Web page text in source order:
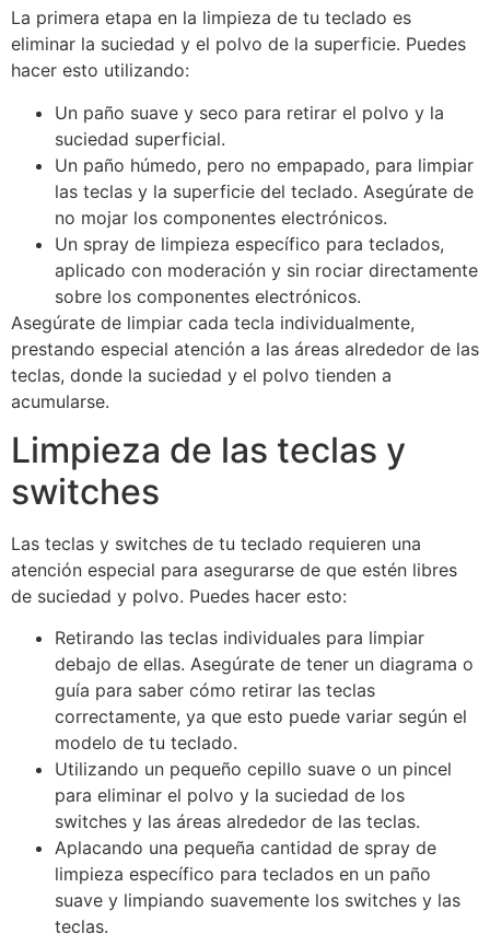
La primera etapa en la limpieza de tu teclado es
eliminar la suciedad y el polvo de la superficie. Puedes
hacer esto utilizando:
Un paño suave y seco para retirar el polvo y la
suciedad superficial.
Un paño húmedo, pero no empapado, para limpiar
las teclas y la superficie del teclado. Asegúrate de
no mojar los componentes electrónicos.
Un spray de limpieza específico para teclados,
aplicado con moderación y sin rociar directamente
sobre los componentes electrónicos.
Asegúrate de limpiar cada tecla individualmente,
prestando especial atención a las áreas alrededor de las
teclas, donde la suciedad y el polvo tienden a
acumularse.
Limpieza de las teclas y
switches
Las teclas y switches de tu teclado requieren una
atención especial para asegurarse de que estén libres
de suciedad y polvo. Puedes hacer esto:
Retirando las teclas individuales para limpiar
debajo de ellas. Asegúrate de tener un diagrama o
guía para saber cómo retirar las teclas
correctamente, ya que esto puede variar según el
modelo de tu teclado.
Utilizando un pequeño cepillo suave o un pincel
para eliminar el polvo y la suciedad de los
switches y las áreas alrededor de las teclas.
Aplacando una pequeña cantidad de spray de
limpieza específico para teclados en un paño
suave y limpiando suavemente los switches y las
teclas.